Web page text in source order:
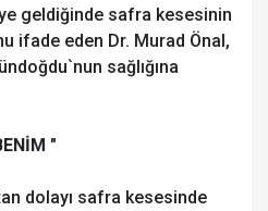
geldiğinde safra kesesinin
ifade eden Dr. Murad Önal,
sağlığına
"
dolayı safra kesesinde